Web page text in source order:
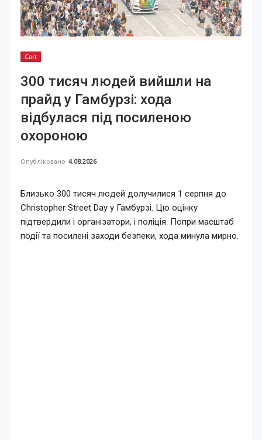
Світ
300 тисяч людей вийшли на
прайд у Гамбурзі: хода
відбулася під посиленою
охороною
Опубліковано 4.08.2026
Близько 300 тисяч людей долучилися 1 серпня до
Christopher Street Day у Гамбурзі. Цю оцінку
підтвердили і організатори, і поліція. Попри масштаб
події та посилені заходи безпеки, хода минула мирно.